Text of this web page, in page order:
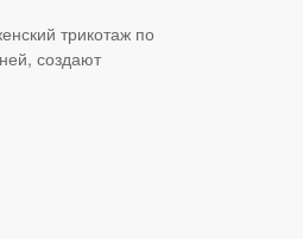
трикотаж по
создают